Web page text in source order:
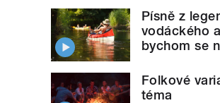
Písně z
vodáckého
bychom se
Folkové
téma